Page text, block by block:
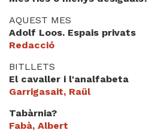
Termes legals
AQUEST MES
Adolf Loos. Espais privats
Redacció
BITLLETS
El cavaller i l'analfabeta
Garrigasait, Raül
Tabàrnia?
Fabà, Albert